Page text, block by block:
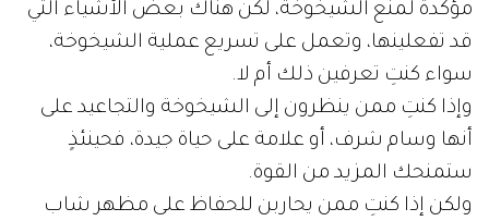
مؤكدة لمنع الشيخوخة، لكن هناك بعض الأشياء التي
قد تفعلينها، وتعمل على تسريع عملية الشيخوخة،
سواء كنتِ تعرفين ذلك أم لا.
وإذا كنتِ ممن ينظرون إلى الشيخوخة والتجاعيد على
أنها وسام شرف، أو علامة على حياة جيدة، فحينئذٍ
ستمنحك المزيد من القوة.
ولكن إذا كنتِ ممن يحاربن للحفاظ على مظهر شاب